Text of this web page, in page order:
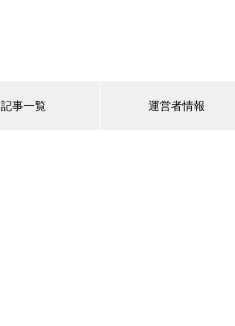
記事一覧 運営者情報